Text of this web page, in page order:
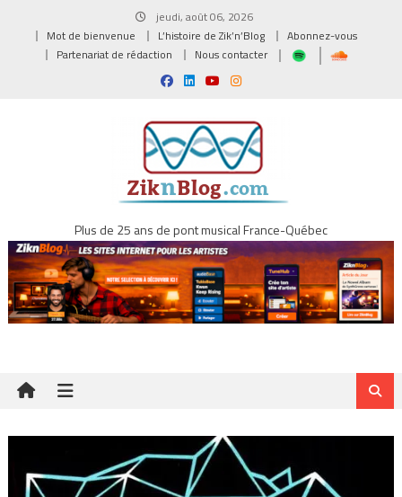
jeudi, août 06, 2026
Mot de bienvenue
L’histoire de Zik’n’Blog
Abonnez-vous
Partenariat de rédaction
Nous contacter
Plus de 25 ans de pont musical France-Québec